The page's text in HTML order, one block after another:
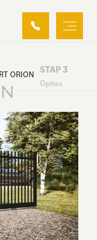
STAP 3
Opties
ORION